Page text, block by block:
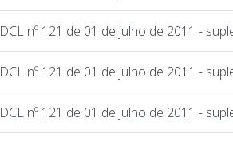
DCL nº 121 de 01 de julho de 2011 -
DCL nº 121 de 01 de julho de 2011 -
DCL nº 121 de 01 de julho de 2011 -